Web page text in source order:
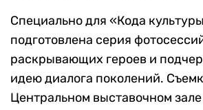
Специально для «Кода
подготовлена серия
раскрывающих героев и
идею диалога поколений.
Центральном выставочном